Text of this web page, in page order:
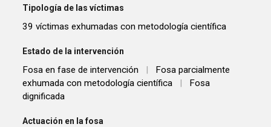
Tipología de las víctimas
39 víctimas exhumadas con metodología científica
Estado de la intervención
Fosa en fase de intervención |
Fosa parcialmente
exhumada con metodología científica
|
Fosa
dignificada
Actuación en la fosa